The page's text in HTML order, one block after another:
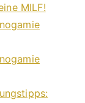
MILF!